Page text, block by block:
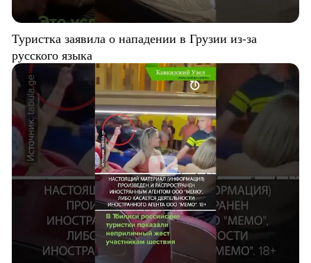
Туристка заявила о нападении в Грузии из-за
русского языка